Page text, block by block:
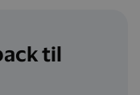
til